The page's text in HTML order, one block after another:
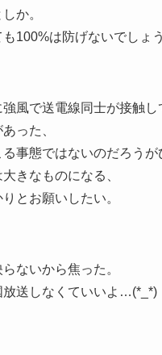
か。
100%は防げないでしょう
風で送電線同士が接触し
った、
事態ではないのだろうが
きなものになる、
とお願いしたい。
ないから焦った。
放送しなくていいよ…(*_*)